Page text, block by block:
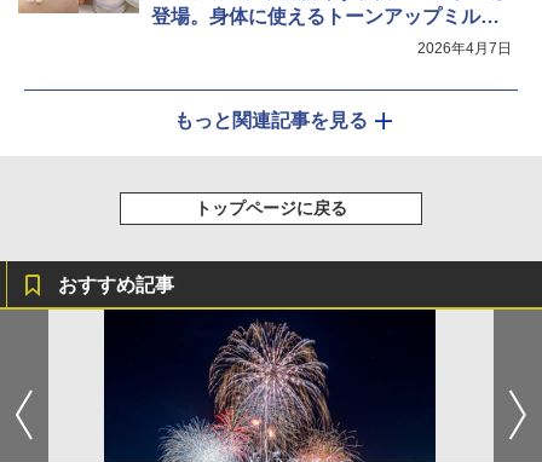
登場。身体に使えるトーンアップミルク
2026年4月7日
もっと関連記事を見る
トップページに戻る
おすすめ記事